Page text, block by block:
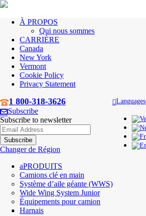
À PROPOS
Qui nous sommes
CARRIÈRE
Canada
New York
Vermont
Cookie Policy
Privacy Statement
1 800-318-3626 Languages
Subscribe
Subscribe to newsletter
Changer de Région
PRODUITS
Camions clé en main
Système d’aile géante (WWS)
Wide Wing System Junior
Équipements pour camion
Harnais